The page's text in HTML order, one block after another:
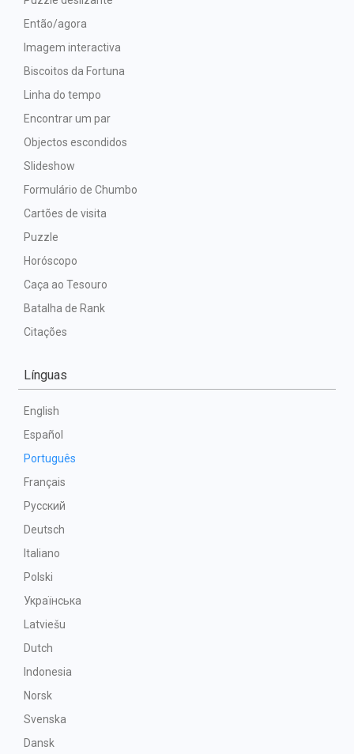
Então/agora
Imagem interactiva
Biscoitos da Fortuna
Linha do tempo
Encontrar um par
Objectos escondidos
Slideshow
Formulário de Chumbo
Cartões de visita
Puzzle
Horóscopo
Caça ao Tesouro
Batalha de Rank
Citações
Línguas
English
Español
Português
Français
Русский
Deutsch
Italiano
Polski
Українська
Latviešu
Dutch
Indonesia
Norsk
Svenska
Dansk